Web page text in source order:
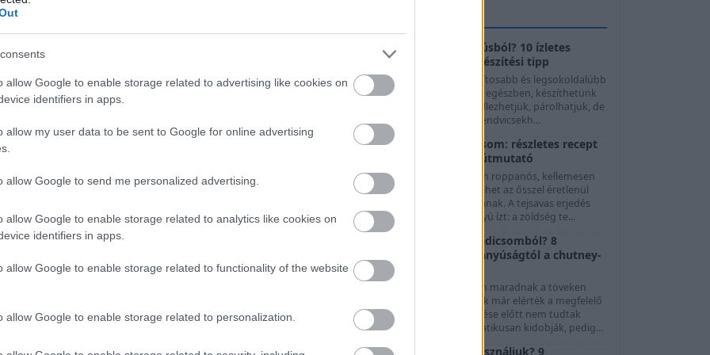
allow Google to enable storage related to advertising like cookies on
identifiers in apps.
allow my user data to be sent to Google for online advertising
allow Google to send me personalized advertising.
allow Google to enable storage related to analytics like cookies on
identifiers in apps.
allow Google to enable storage related to functionality of the website
allow Google to enable storage related to personalization.
legegyértelműbb nemzetközi és intézményi
kereskedelmi kampányként vagy
Kávénap
Mit készítsünk császárhúsból? 10 ízletes
felhasználási mód és elkészítési tipp
A császárhús az egyik legszaftosabb és legsokoldalúbb
sertéshúsféle. Megsüthetjük egészben, készíthetünk
belőle ropogós falatokat, grillezhetjük, párolhatjuk, de
levesekhez, főzelékekhez, szendvicsekh...
Fermentált zöld paradicsom: részletes recept
és biztonságos eltevési útmutató
A fermentált zöld paradicsom roppanós, kellemesen
savanyú és fűszeres módja lehet az ősszel éretlenül
maradt termés felhasználásának. A tejsavas erjedés
során nem ecet adja a savanyú ízt: a zöldség te...
Mit készítsünk zöld paradicsomból? 8
felhasználási mód a savanyúságtól a chutney-
ig
Nyár végén és ősszel gyakran maradnak a töveken
olyan paradicsomok, amelyek már elérték a megfelelő
méretet, de az időjárás lehűlése előtt nem tudtak
beérni. Ezeket sokan automatikusan kidobják, pedig...
Melyik hagymát mire használjuk? 9